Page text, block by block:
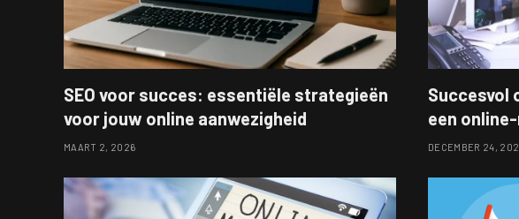
SEO voor succes: essentiële strategieën
voor jouw online aanwezigheid
MAART 2, 2026
Succesvol
een
DECEMBER 24,